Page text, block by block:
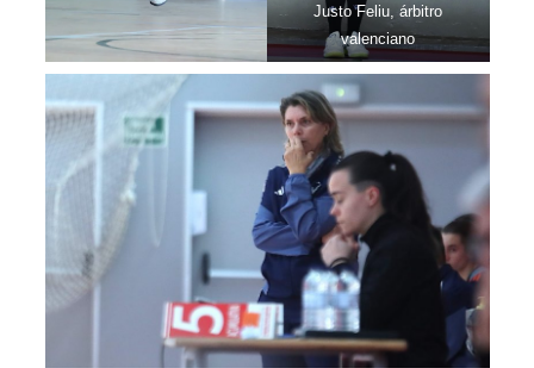
Justo Feliu, árbitro
valenciano